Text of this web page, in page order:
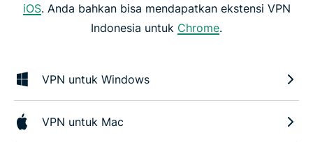
iOS. Anda bahkan bisa mendapatkan ekstensi VPN
Indonesia untuk Chrome.
VPN untuk Windows
VPN untuk Mac